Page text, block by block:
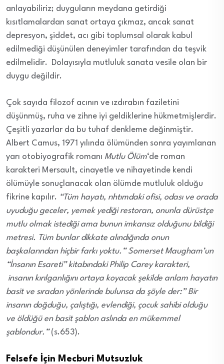
anlayabiliriz; duyguların meydana getirdiği
kısıtlamalardan sanat ortaya çıkmaz, ancak sanat
depresyon, şiddet, acı gibi toplumsal olarak kabul
edilmediği düşünülen deneyimler tarafından da teşvik
edilmelidir. Dolayısıyla mutluluk sanata vesile olan bir
duygu değildir.
Çok sayıda filozof acının ve ızdırabın faziletini
düşünmüş, ruha ve zihne iyi geldiklerine hükmetmişlerdir.
Çeşitli yazarlar da bu tuhaf denkleme değinmiştir.
Albert Camus, 1971 yılında ölümünden sonra yayımlanan
yarı otobiyografik romanı Mutlu Ölüm‘de roman
karakteri Mersault, cinayetle ve nihayetinde kendi
ölümüyle sonuçlanacak olan ölümde mutluluk olduğu
fikrine kapılır. “Tüm hayatı, rıhtımdaki ofisi, odası ve orada
uyuduğu geceler, yemek yediği restoran, onunla dürüstçe
mutlu olmak istediği ama bunun imkansız olduğunu bildiği
metresi. Tüm bunlar dikkate alındığında onun
başkalarından hiçbir farkı yoktu.” Somerset Maugham’un
“İnsanın Esareti” kitabındaki Philip Carey karakteri,
insanın kırılganlığını ortaya koyacak şekilde anlam hayatın
basit ve sıradan yönlerinde bulunsa da şöyle der:” Bir
insanın doğduğu, çalıştığı, evlendiği, çocuk sahibi olduğu
ve öldüğü en basit şablon aslında en mükemmel
şablondur.”(s.653).
Felsefe İçin Mecburi Mutsuzluk